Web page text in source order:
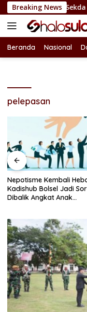
Langsung
ke
konten
Breaking News
Budaya, Sekda Bolsel
Beranda Nasional
pelepasan
Nepotisme Kembali
Kadishub Bolsel Jadi
Dibalik Angkat Anak